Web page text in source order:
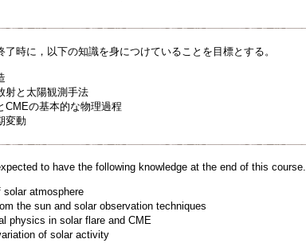
了時に，以下の知識を身につけていることを目標とする。
射と太陽観測手法
CMEの基本的な物理過程
変動
to have the following knowledge at the end of this course.
solar atmosphere
the sun and solar observation techniques
physics in solar flare and CME
of solar activity